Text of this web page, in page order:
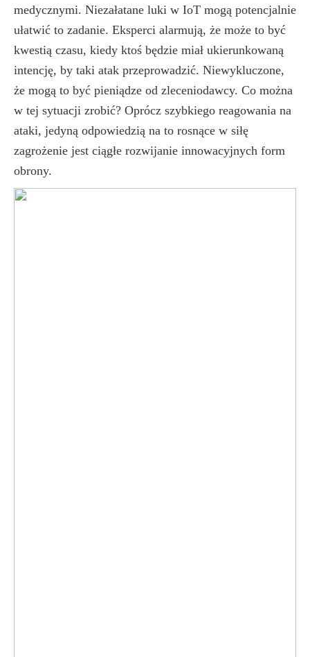
medycznymi. Niezałatane luki w IoT mogą potencjalnie
ułatwić to zadanie. Eksperci alarmują, że może to być
kwestią czasu, kiedy ktoś będzie miał ukierunkowaną
intencję, by taki atak przeprowadzić. Niewykluczone,
że mogą to być pieniądze od zleceniodawcy. Co można
w tej sytuacji zrobić? Oprócz szybkiego reagowania na
ataki, jedyną odpowiedzią na to rosnące w siłę
zagrożenie jest ciągłe rozwijanie innowacyjnych form
obrony.